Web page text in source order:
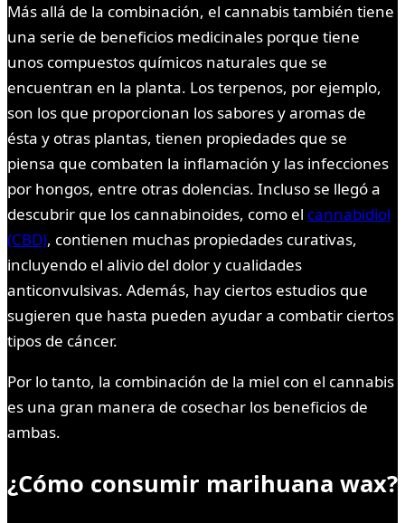
Más allá de la combinación, el cannabis también tiene
una serie de beneficios medicinales porque tiene
unos compuestos químicos naturales que se
encuentran en la planta. Los terpenos, por ejemplo,
son los que proporcionan los sabores y aromas de
ésta y otras plantas, tienen propiedades que se
piensa que combaten la inflamación y las infecciones
por hongos, entre otras dolencias. Incluso se llegó a
descubrir que los cannabinoides, como el cannabidiol
(CBD), contienen muchas propiedades curativas,
incluyendo el alivio del dolor y cualidades
anticonvulsivas. Además, hay ciertos estudios que
sugieren que hasta pueden ayudar a combatir ciertos
tipos de cáncer.
Por lo tanto, la combinación de la miel con el cannabis
es una gran manera de cosechar los beneficios de
ambas.
¿Cómo consumir marihuana wax?